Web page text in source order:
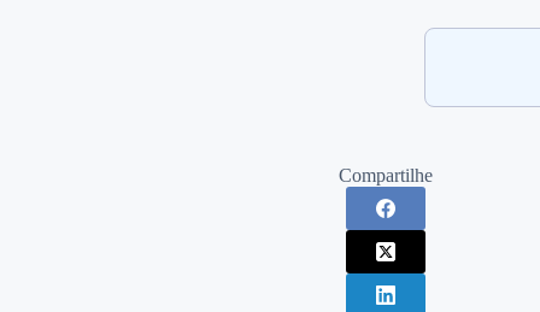
Compartilhe